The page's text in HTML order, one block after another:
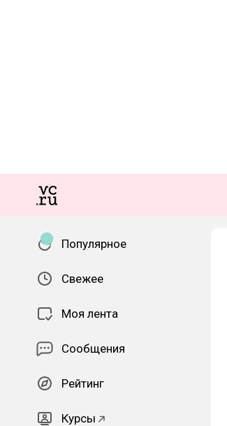
Популярное
Свежее
Моя лента
Сообщения
Рейтинг
Курсы